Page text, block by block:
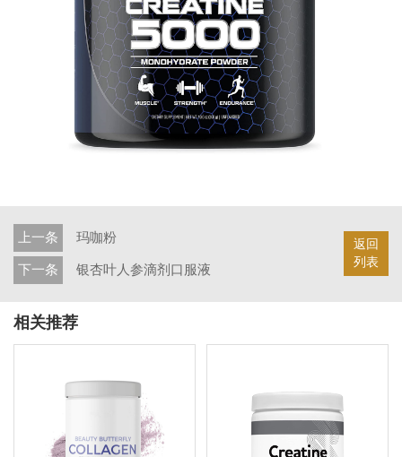
上一条 玛咖粉
下一条 银杏叶人参滴剂口服液
返回
列表
相关推荐